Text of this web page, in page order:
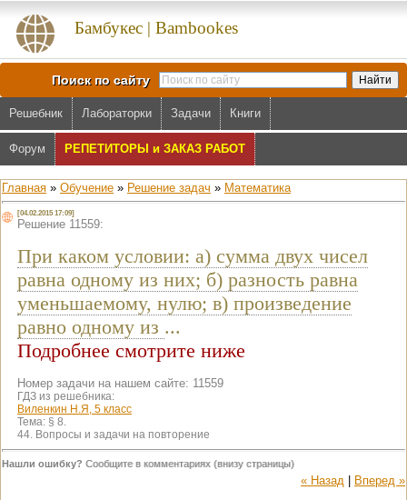
Бамбукес | Bambookes
Поиск по сайту
Решебник Лабораторки Задачи Книги
Форум РЕПЕТИТОРЫ и ЗАКАЗ РАБОТ
Главная » Обучение » Решение задач » Математика
[04.02.2015 17:09]
Решение 11559:
При каком условии: а) сумма двух чисел
равна одному из них; б) разность равна
уменьшаемому, нулю; в) произведение
равно одному из ...
Подробнее смотрите ниже
Номер задачи на нашем сайте: 11559
ГДЗ из решебника:
Виленкин Н.Я, 5 класс
Тема: § 8.
44. Вопросы и задачи на повторение
Нашли ошибку? Сообщите в комментариях (внизу страницы)
« Назад
Вперед »